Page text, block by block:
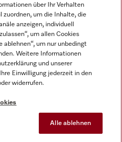
über Ihr Verhalten
zuordnen, um die Inhalte, die
anzeigen, individuell
um allen Cookies
ablehnen“, um nur unbedingt
Weitere Informationen
und unserer
Einwilligung jederzeit in den
widerrufen.
Alle ablehnen